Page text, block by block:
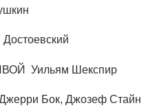
Уильям Шекспир
Бок, Джозеф Стайн